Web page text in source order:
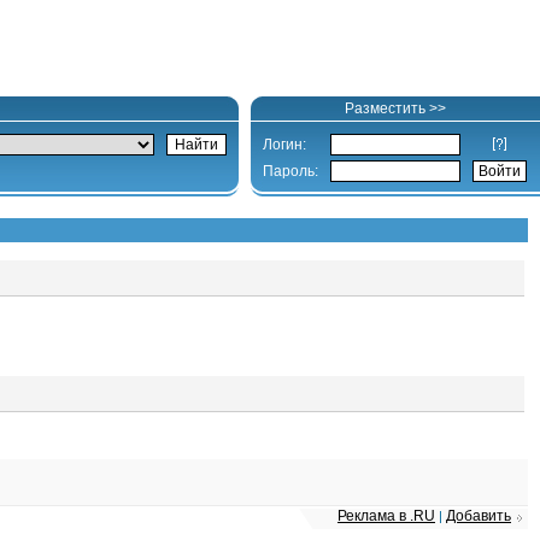
Разместить >>
Логин:
Пароль:
Реклама в .RU | Добавить